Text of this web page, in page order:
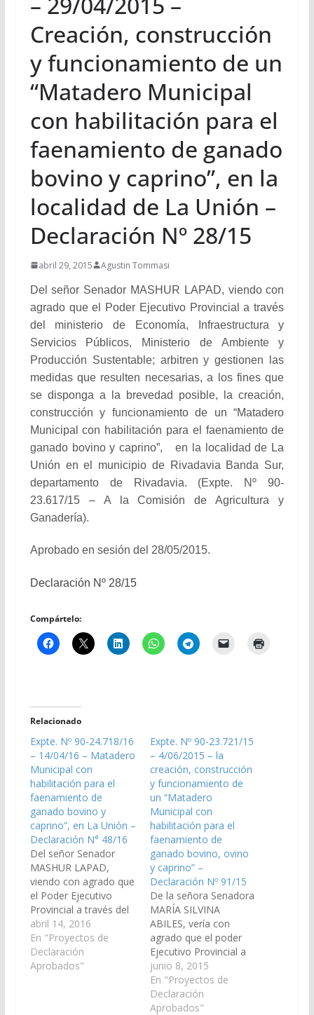
Creación, construcción
y funcionamiento de un
“Matadero Municipal
con habilitación para el
faenamiento de ganado
bovino y caprino”, en la
localidad de La Unión –
Declaración Nº 28/15
abril 29, 2015 Agustin Tommasi
Del señor Senador MASHUR LAPAD, viendo con
agrado que el Poder Ejecutivo Provincial a través
del ministerio de Economía, Infraestructura y
Servicios Públicos, Ministerio de Ambiente y
Producción Sustentable; arbitren y gestionen las
medidas que resulten necesarias, a los fines que
se disponga a la brevedad posible, la creación,
construcción y funcionamiento de un “Matadero
Municipal con habilitación para el faenamiento de
ganado bovino y caprino”, en la localidad de La
Unión en el municipio de Rivadavia Banda Sur,
departamento de Rivadavia. (Expte. Nº 90-
23.617/15 – A la Comisión de Agricultura y
Ganadería).
Aprobado en sesión del 28/05/2015.
Declaración Nº 28/15
Compártelo:
Relacionado
Expte. Nº 90-24.718/16
– 14/04/16 – Matadero
Municipal con
habilitación para el
faenamiento de
ganado bovino y
caprino”, en La Unión –
Declaración N° 48/16
Del señor Senador
MASHUR LAPAD,
viendo con agrado que
el Poder Ejecutivo
Provincial a través del
Ministerio de
Infraestructura,
Ministerio de Ambiente
y Producción
abril 14, 2016
En "Proyectos de
Declaración
Aprobados"
Expte. Nº 90-23.721/15
– 4/06/2015 – la
creación, construcción
y funcionamiento de
un “Matadero
Municipal con
habilitación para el
faenamiento de
ganado bovino, ovino
y caprino” –
Declaración Nº 91/15
De la señora Senadora
MARÍA SILVINA
ABILES, vería con
agrado que el poder
Ejecutivo Provincial a
través del Ministerio de
Economía,
Infraestructura,
Servicios Públicos,
junio 8, 2015
En "Proyectos de
Declaración
Aprobados"